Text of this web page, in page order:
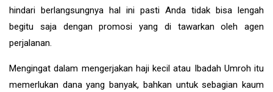
hindari berlangsungnya hal ini pasti Anda tidak bisa lengah
begitu saja dengan promosi yang di tawarkan oleh agen
perjalanan.
Mengingat dalam mengerjakan haji kecil atau Ibadah Umroh itu
memerlukan dana yang banyak, bahkan untuk sebagian kaum